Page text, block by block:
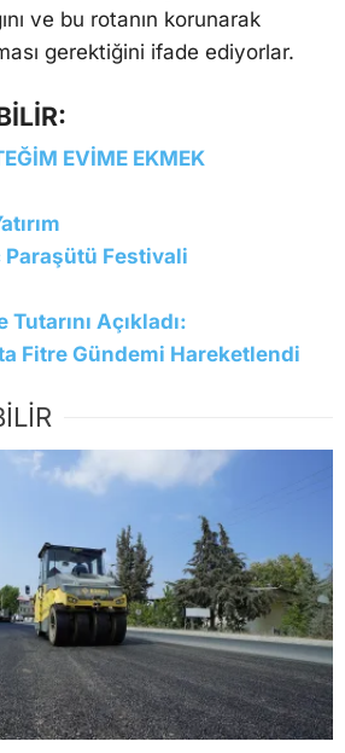
ve bu rotanın korunarak
gerektiğini ifade ediyorlar.
EVİME EKMEK
Paraşütü Festivali
Açıkladı:
Fitre Gündemi Hareketlendi